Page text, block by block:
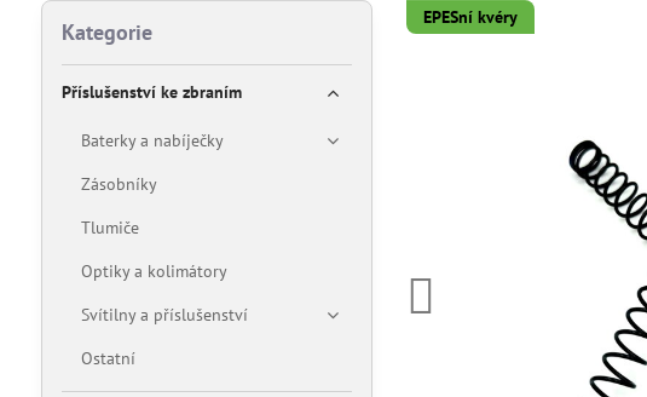
EPESní kvéry
Kategorie
Příslušenství ke zbraním
Baterky a nabíječky
Zásobníky
Tlumiče
Optiky a kolimátory
Svítilny a příslušenství
Ostatní